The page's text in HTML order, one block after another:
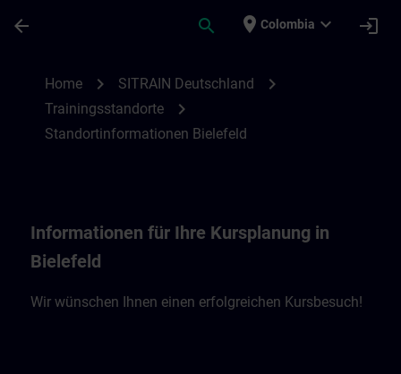
arrow_back search place Colombia expand_more login
Home chevron_right SITRAIN Deutschland chevron_right
Trainingsstandorte chevron_right
Standortinformationen Bielefeld
Informationen für Ihre Kursplanung in
Bielefeld
Wir wünschen Ihnen einen erfolgreichen Kursbesuch!